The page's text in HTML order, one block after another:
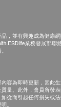
，並有興趣成為健康
業務發展部聯
容為即時更新，因此
量。此外，會員所發
從而引起任何損失或
。